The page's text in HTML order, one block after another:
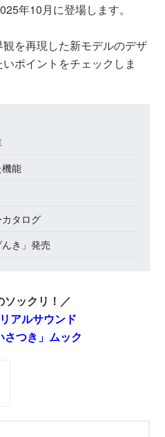
年10月に登場します。
を再現した新モデルのデザ
ポイントをチェックしま
能
タログ
き」発売
ソックリ！／
アルサウンド
さつき」ムック